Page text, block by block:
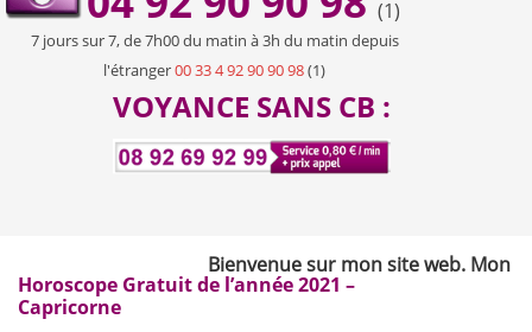
(1)
7 jours sur 7, de 7h00 du matin à 3h du matin depuis
l'étranger00 33 4 92 90 90 98(1)
VOYANCE SANS CB :
Bienvenue sur mon site web. Mon
Horoscope Gratuit de l’année 2021 –
Capricorne